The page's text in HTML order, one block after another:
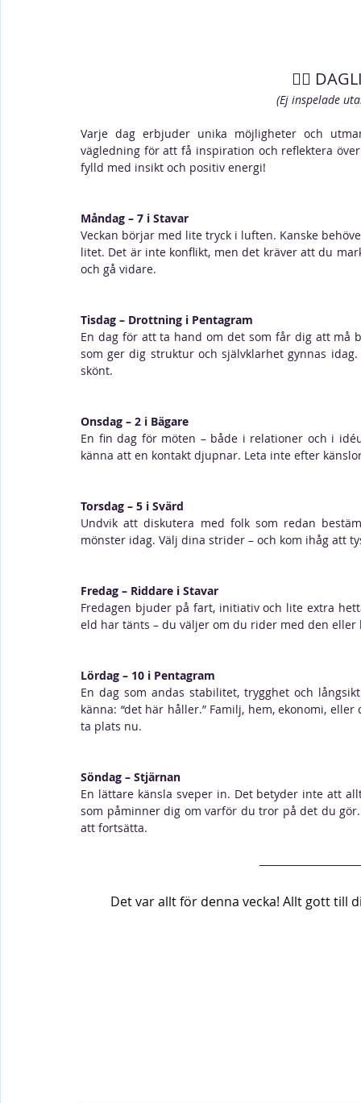
🙋‍♀️
(Ej inspelade
Varje dag erbjuder unika möjligheter och
vägledning för att få inspiration och reflektera
fylld med insikt och positiv energi!
Måndag – 7 i Stavar
Veckan börjar med lite tryck i luften. Kanske
litet. Det är inte konflikt, men det kräver att du
och gå vidare.
Tisdag – Drottning i Pentagram
En dag för att ta hand om det som får dig att må
som ger dig struktur och självklarhet gynnas
skönt.
Onsdag – 2 i Bägare
En fin dag för möten – både i relationer och i
känna att en kontakt djupnar. Leta inte efter
Torsdag – 5 i Svärd
Undvik att diskutera med folk som redan
mönster idag. Välj dina strider – och kom ihåg att
Fredag – Riddare i Stavar
Fredagen bjuder på fart, initiativ och lite extra
eld har tänts – du väljer om du rider med den
Lördag – 10 i Pentagram
En dag som andas stabilitet, trygghet och
känna: “det här håller.” Familj, hem, ekonomi,
ta plats nu.
Söndag – Stjärnan
En lättare känsla sveper in. Det betyder inte att
som påminner dig om varför du tror på det du
att fortsätta.
Det var allt för denna vecka! Allt gott till